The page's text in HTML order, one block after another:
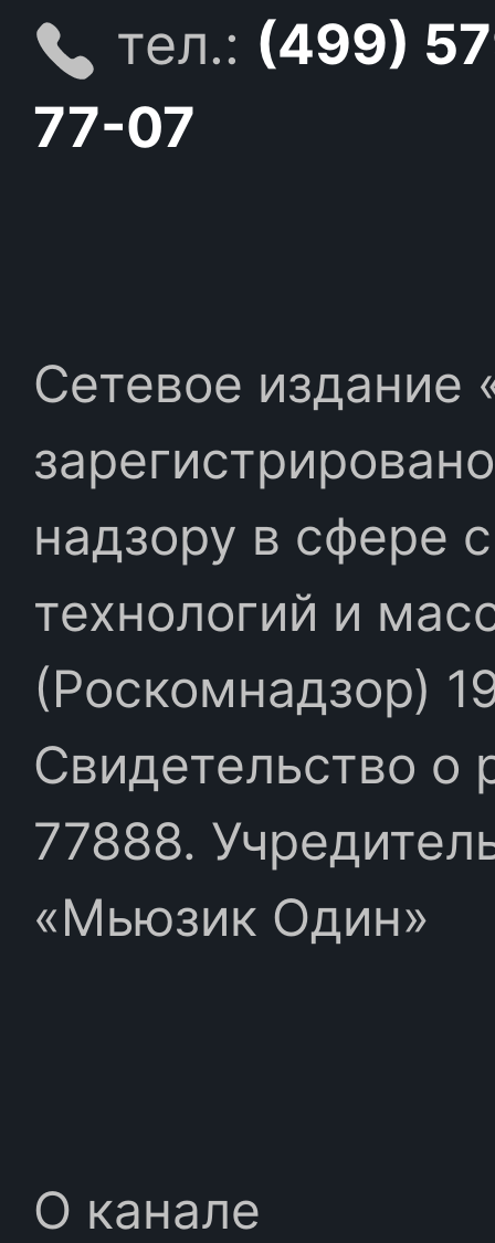
тел.: (499)
77-07
Сетевое издание
надзору в сфере
технологий и
(Роскомнадзор)
Свидетельство
77888.
«Мьюзик Один»
О канале